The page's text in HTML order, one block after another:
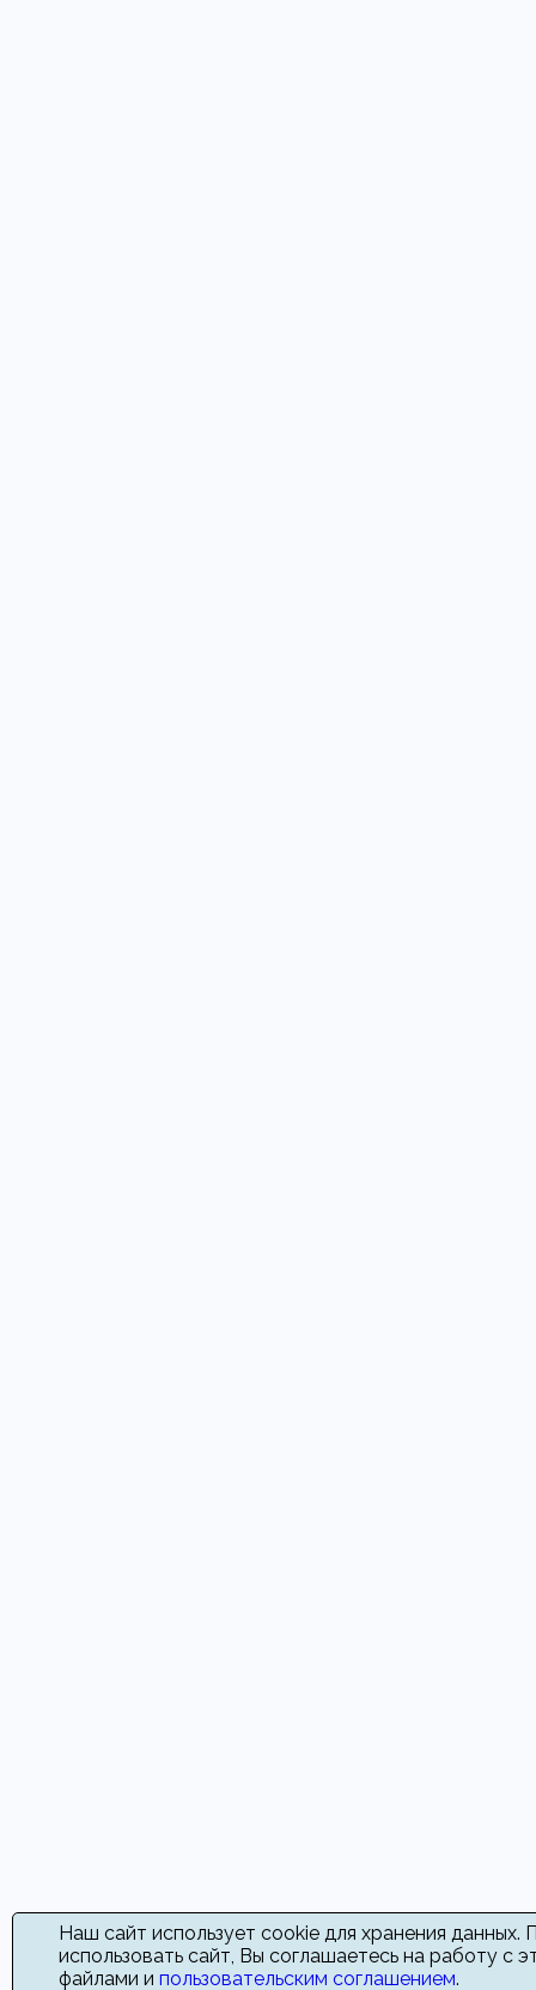
Наш сайт использует cookie для хранения данных.
использовать сайт, Вы соглашаетесь на работу с
файлами и пользовательским соглашением.